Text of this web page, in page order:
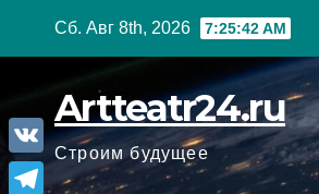
Сб. Авг 8th, 2026 7:25:43 AM
Artteatr24.ru
Строим будущее
V